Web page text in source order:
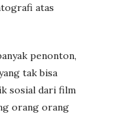
atas
penonton,
tak bisa
sosial dari film
orang orang